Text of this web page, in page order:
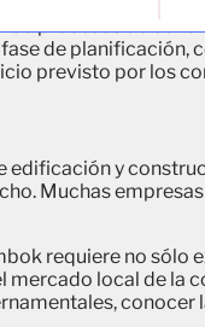
procesos de
de planificación,
previsto por los
edificación y
Muchas
requiere no sólo
local de la
conocer